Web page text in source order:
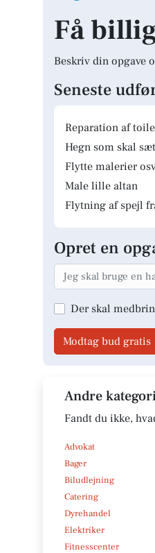
Få
Beskriv din opgave
Seneste
Reparation af
Hegn som skal
Flytte malerier
Male lille altan
Flytning af spejl
Opret en
Der skal
Modtag bud gratis
Andre
Fandt du ikke,
Advokat
Bager
Biludlejning
Catering
Dyrehandel
Elektriker
Fitnesscenter